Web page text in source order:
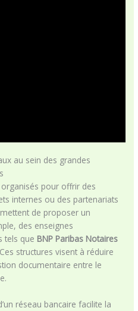
au sein des grandes
pour offrir des
internes ou des partenariats
de proposer un
des enseignes
tels que BNP Paribas Notaires
structures visent à réduire
documentaire entre le
réseau bancaire facilite la